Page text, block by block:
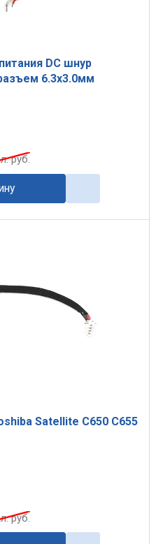
DC шнур
6.3x3.0мм
руб.
Satellite C650 C655
руб.